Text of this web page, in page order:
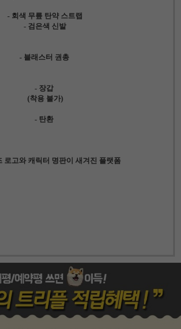
- 회색 무릎 탄약 스트랩
- 검은색 신발
- 블래스터 권총
- 장갑
(착용 불가)
- 탄환
로고와 캐릭터 명판이 새겨진 플랫폼